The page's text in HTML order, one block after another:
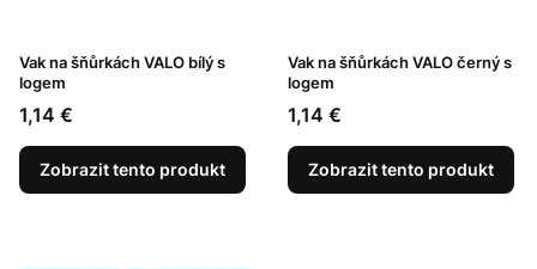
Vak na šňůrkách VALO bílý s
logem
Cena
1,14 €
Zobrazit tento produkt
Vak na šňůrkách VALO černý s
logem
Cena
1,14 €
Zobrazit tento produkt